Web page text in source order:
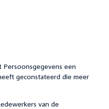
een
geconstateerd die meer
van de